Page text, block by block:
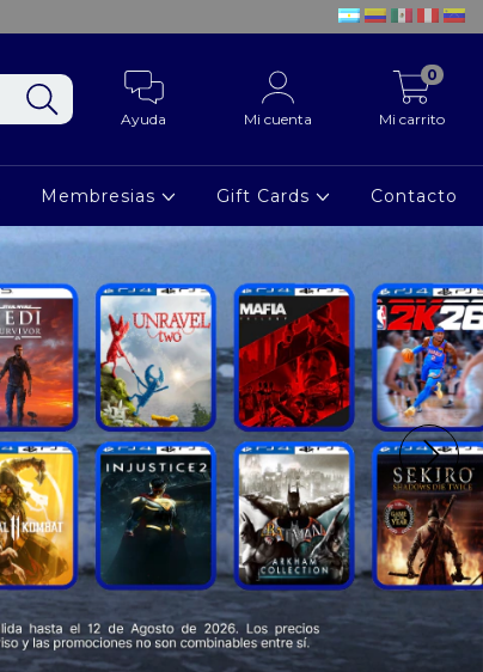
Ayuda Mi cuenta Mi carrito
0
Membresias Gift Cards Contacto